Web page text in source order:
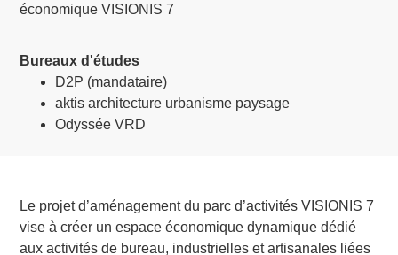
économique VISIONIS 7
Bureaux d'études
D2P (mandataire)
aktis architecture urbanisme paysage
Odyssée VRD
Le projet d’aménagement du parc d’activités VISIONIS 7
vise à créer un espace économique dynamique dédié
aux activités de bureau, industrielles et artisanales liées